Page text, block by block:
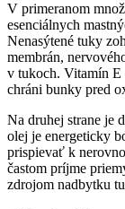
V primeranom
esenciálnych
Nenasýtené tuky
membrán,
v tukoch. Vitamín E
chráni bunky pred
Na druhej strane je
olej je energeticky
prispievať k
častom príjme
zdrojom nadbytku